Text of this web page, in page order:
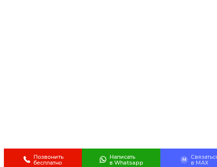
Позвонить
бесплатно
Написать
в Whatsapp
M
в МАХ